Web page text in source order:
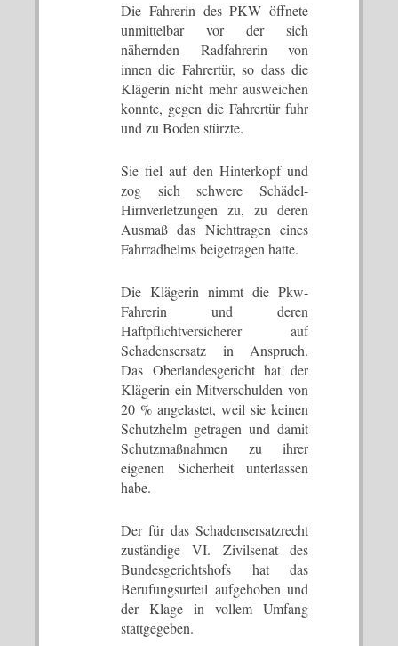
Die Fahrerin des PKW öffnete
unmittelbar vor der sich
nähernden Radfahrerin von
innen die Fahrertür, so dass die
Klägerin nicht mehr ausweichen
konnte, gegen die Fahrertür fuhr
und zu Boden stürzte.
Sie fiel auf den Hinterkopf und
zog sich schwere Schädel-
Hirnverletzungen zu, zu deren
Ausmaß das Nichttragen eines
Fahrradhelms beigetragen hatte.
Die Klägerin nimmt die Pkw-
Fahrerin und deren
Haftpflichtversicherer auf
Schadensersatz in Anspruch.
Das Oberlandesgericht hat der
Klägerin ein Mitverschulden von
20 % angelastet, weil sie keinen
Schutzhelm getragen und damit
Schutzmaßnahmen zu ihrer
eigenen Sicherheit unterlassen
habe.
Der für das Schadensersatzrecht
zuständige VI. Zivilsenat des
Bundesgerichtshofs hat das
Berufungsurteil aufgehoben und
der Klage in vollem Umfang
stattgegeben.